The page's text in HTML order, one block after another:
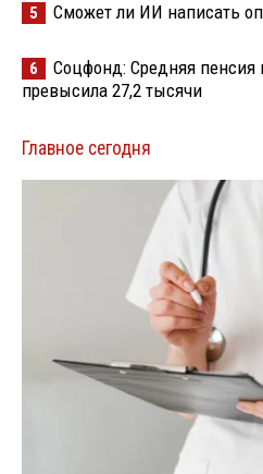
5 Сможет ли ИИ написать
6
Соцфонд: Средняя пенсия
превысила 27,2 тысячи
Главное сегодня